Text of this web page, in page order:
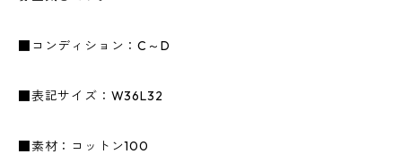
■コンディション：C～D
■表記サイズ：W36L32
■素材：コットン100